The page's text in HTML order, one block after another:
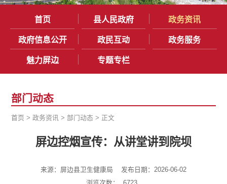
首页 县人民政府 政务资讯
政府信息公开 政民互动 政务服务
魅力屏边 专题专栏
部门动态
首页 >政务资讯 >部门动态 > 正文
屏边控烟宣传：从讲堂讲到院坝
来源：屏边县卫生健康局
发布日期：2026-06-02